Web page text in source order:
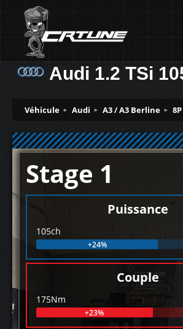
Audi 1.2 TSi
Véhicule Audi A3 / A3 Berline
Stage 1
Puissance
105ch
+24%
Couple
175Nm
+23%